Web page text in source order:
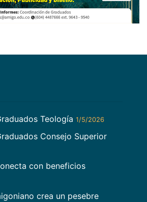
Teología 1/5/2026
Consejo Superior
con beneficios
crea un pesebre